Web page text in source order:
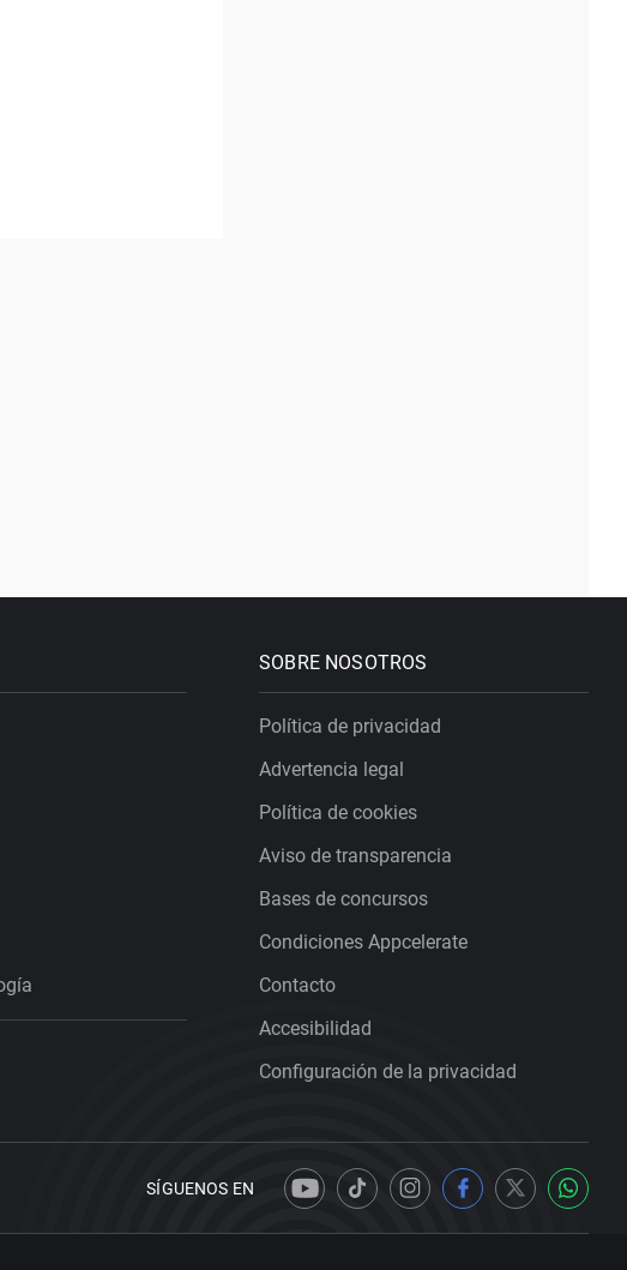
SOBRE NOSOTROS
Política de privacidad
Advertencia legal
Política de cookies
Aviso de transparencia
Bases de concursos
Condiciones Appcelerate
Contacto
Accesibilidad
Configuración de la privacidad
SÍGUENOS EN